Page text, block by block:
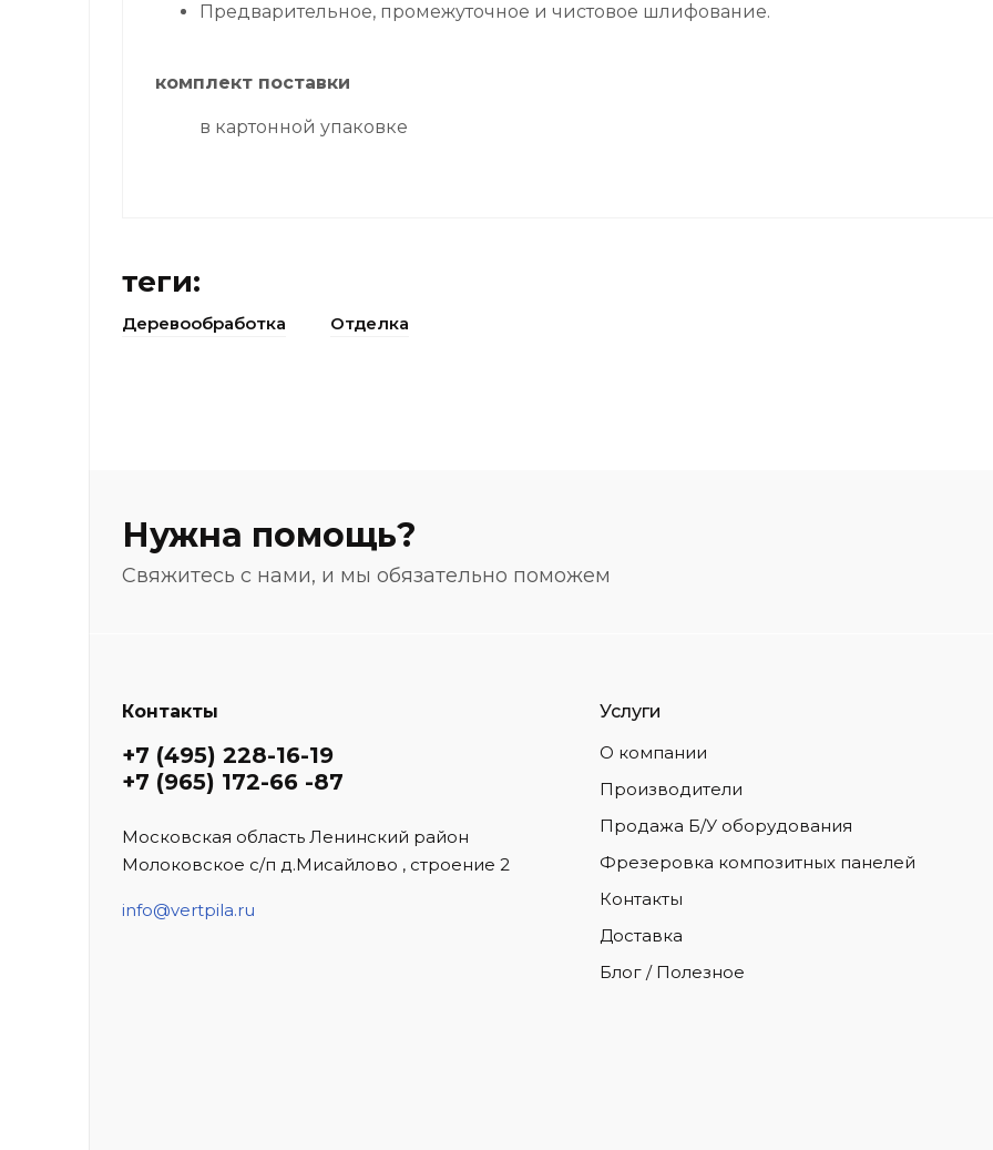
Предварительное, промежуточное и чистовое шлифование.
комплект поставки
в картонной упаковке
теги:
Деревообработка Отделка
Нужна помощь?
Свяжитесь с нами, и мы обязательно поможем
Контакты
+7 (495) 228-16-19
+7 (965) 172-66 -87
Московская область Ленинский район
Молоковское с/п д.Мисайлово , строение 2
info@vertpila.ru
Услуги
О компании
Производители
Продажа Б/У оборудования
Фрезеровка композитных панелей
Контакты
Доставка
Блог / Полезное